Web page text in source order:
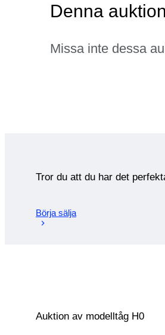
Denna
Missa inte dessa
Tror du att du har det
Börja sälja
Auktion av modelltåg H0